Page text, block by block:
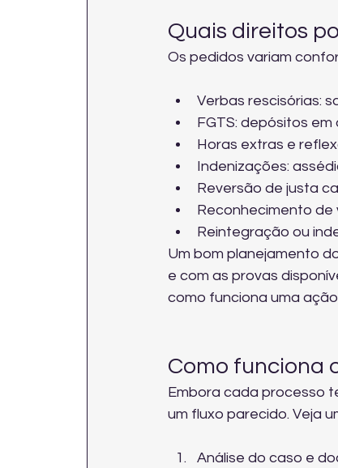
Quais direitos
Os pedidos variam
Verbas rescisórias:
FGTS: depósitos em
Horas extras e
Indenizações:
Reversão de justa
Reconhecimento
Reintegração ou
Um bom planejamento
e com as provas
como funciona uma
Como funciona
Embora cada processo
um fluxo parecido. Veja
Análise do caso e